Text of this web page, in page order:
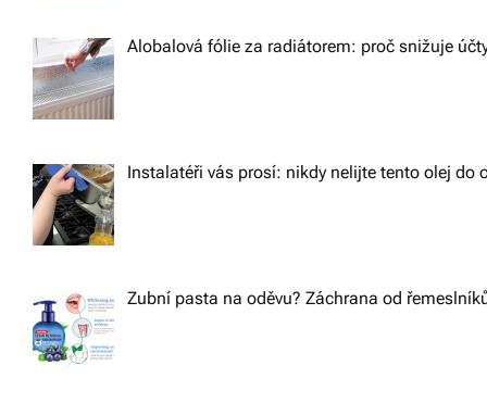
Alobalová fólie za radiátorem: proč snižuje
Instalatéři vás prosí: nikdy nelijte tento olej do
Zubní pasta na oděvu? Záchrana od